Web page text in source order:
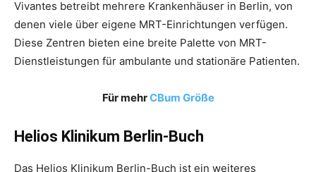
Vivantes betreibt mehrere Krankenhäuser in Berlin, von
denen viele über eigene MRT-Einrichtungen verfügen.
Diese Zentren bieten eine breite Palette von MRT-
Dienstleistungen für ambulante und stationäre Patienten.
Für mehrCBum Größe
Helios Klinikum Berlin-Buch
Das Helios Klinikum Berlin-Buch ist ein weiteres